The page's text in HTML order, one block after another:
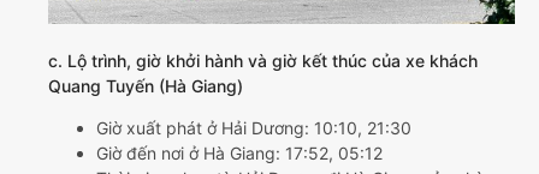
c. Lộ trình, giờ khởi hành và giờ kết thúc của xe khách
Quang Tuyến (Hà Giang)
Giờ xuất phát ở Hải Dương: 10:10, 21:30
Giờ đến nơi ở Hà Giang: 17:52, 05:12